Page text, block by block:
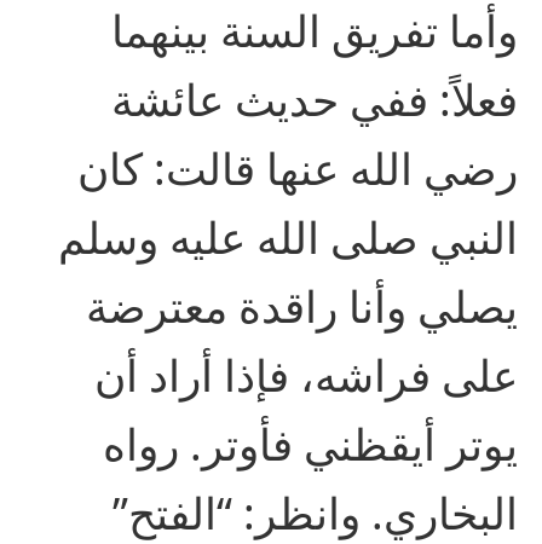
وأما تفريق السنة بينهما
فعلاً: ففي حديث عائشة
رضي الله عنها قالت: كان
النبي صلى الله عليه وسلم
يصلي وأنا راقدة معترضة
على فراشه، فإذا أراد أن
يوتر أيقظني فأوتر. رواه
البخاري. وانظر: “الفتح”